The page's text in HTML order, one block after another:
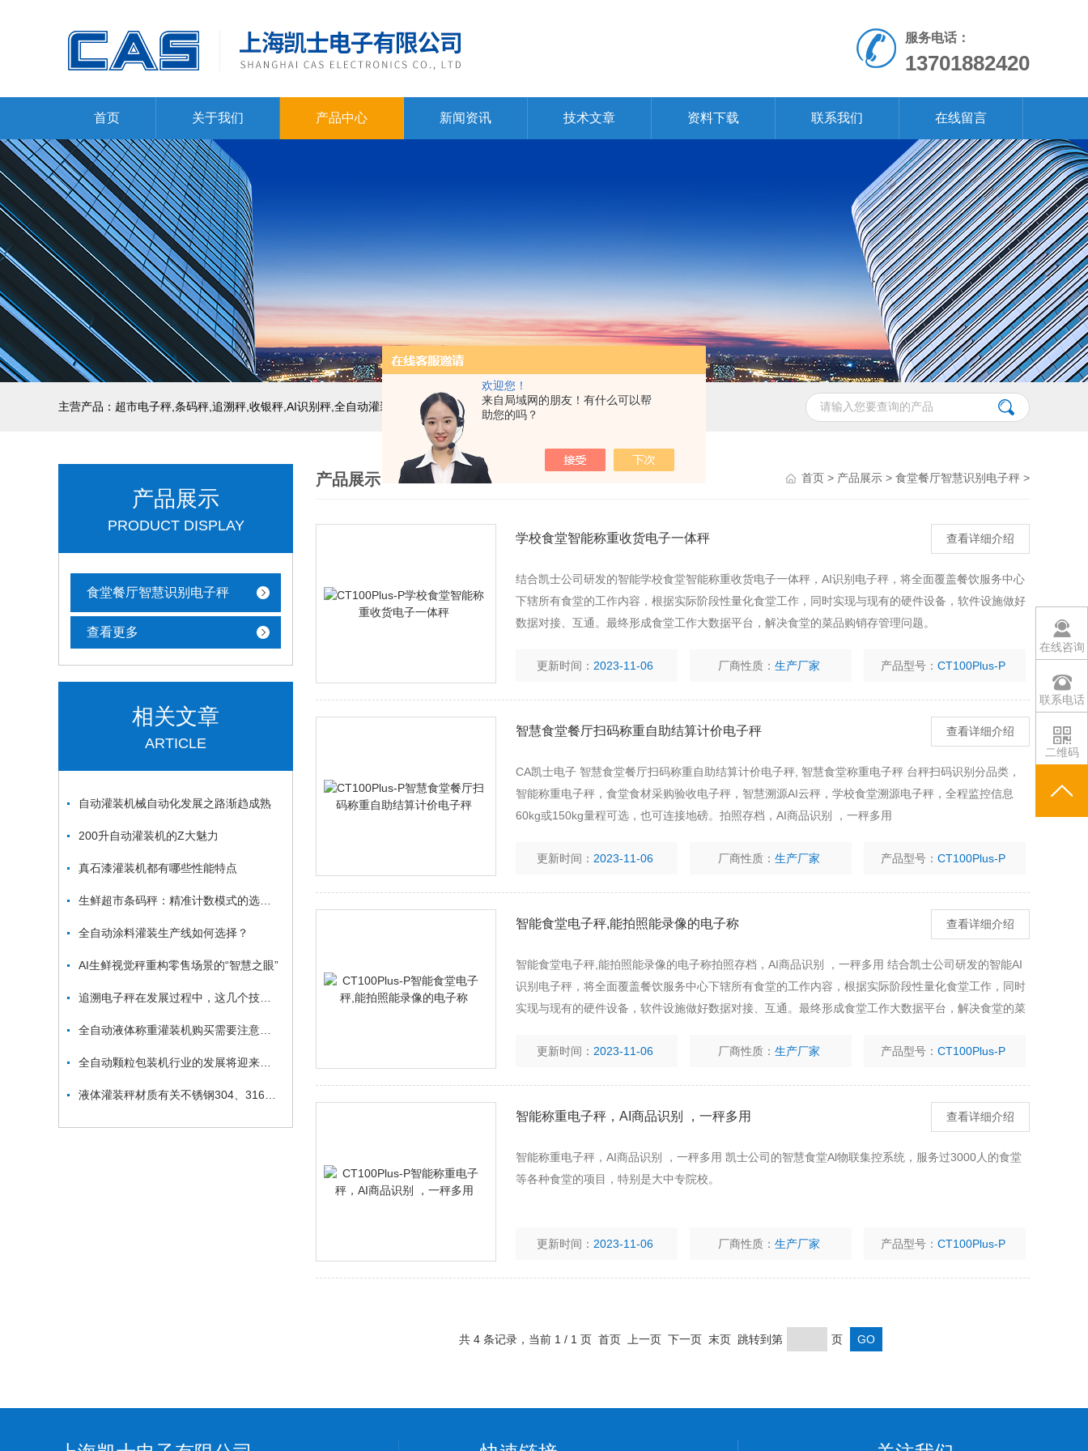
欢迎您！
来自局域网的朋友！有什么可以帮
助您的吗？
服务电话：
13701882420
首页 关于我们 产品中心 新闻资讯 技术文章 资料下载 联系我们 在线留言
主营产品：超市电子秤,条码秤,追溯秤,收银秤,AI识别秤,全自动灌装机设备,液体灌装生产线
产品展示
PRODUCT DISPLAY
食堂餐厅智慧识别电子秤
查看更多
相关文章
ARTICLE
自动灌装机械自动化发展之路渐趋成熟
200升自动灌装机的Z大魅力
真石漆灌装机都有哪些性能特点
全自动涂料灌装生产线如何选择？
AI生鲜视觉秤重构零售场景的“智慧之眼”
产品展示 首页 > 产品展示 > 食堂餐厅智慧识别电子秤 >
学校食堂智能称重收货电子一体秤 查看详细介绍
结合凯士公司研发的智能学校食堂智能称重收货电子一体秤，AI识别电子秤，将全面覆盖餐饮服务中心
下辖所有食堂的工作内容，根据实际阶段性量化食堂工作，同时实现与现有的硬件设备，软件设施做好
数据对接、互通。最终形成食堂工作大数据平台，解决食堂的菜品购销存管理问题。
更新时间： 2023-11-06 厂商性质：生产厂家 产品型号：CT100Plus-P
智慧食堂餐厅扫码称重自助结算计价电子秤 查看详细介绍
CA凯士电子 智慧食堂餐厅扫码称重自助结算计价电子秤, 智慧食堂称重电子秤 台秤扫码识别分品类，
智能称重电子秤，食堂食材采购验收电子秤，智慧溯源AI云秤，学校食堂溯源电子秤，全程监控信息
60kg或150kg量程可选，也可连接地磅。拍照存档，AI商品识别 ，一秤多用
更新时间： 2023-11-06 厂商性质：生产厂家 产品型号：CT100Plus-P
智能食堂电子秤,能拍照能录像的电子称 查看详细介绍
智能食堂电子秤,能拍照能录像的电子称拍照存档，AI商品识别 ，一秤多用 结合凯士公司研发的智能AI
识别电子秤，将全面覆盖餐饮服务中心下辖所有食堂的工作内容，根据实际阶段性量化食堂工作，同时
实现与现有的硬件设备，软件设施做好数据对接、互通。最终形成食堂工作大数据平台，解决食堂的菜
更新时间： 2023-11-06 厂商性质：生产厂家 产品型号：CT100Plus-P
智能称重电子秤，AI商品识别 ，一秤多用 查看详细介绍
智能称重电子秤，AI商品识别 ，一秤多用 凯士公司的智慧食堂Al物联集控系统，服务过3000人的食堂
等各种食堂的项目，特别是大中专院校。
更新时间： 2023-11-06 厂商性质：生产厂家 产品型号：CT100Plus-P
共 4 条记录，当前 1 / 1 页 首页 上一页 下一页 末页 跳转到第 页
在线咨询
联系电话
二维码